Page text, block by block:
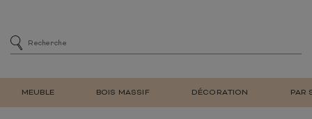
MEUBLE
SIÈGE
BOIS MASSIF DÉCORATION PAR